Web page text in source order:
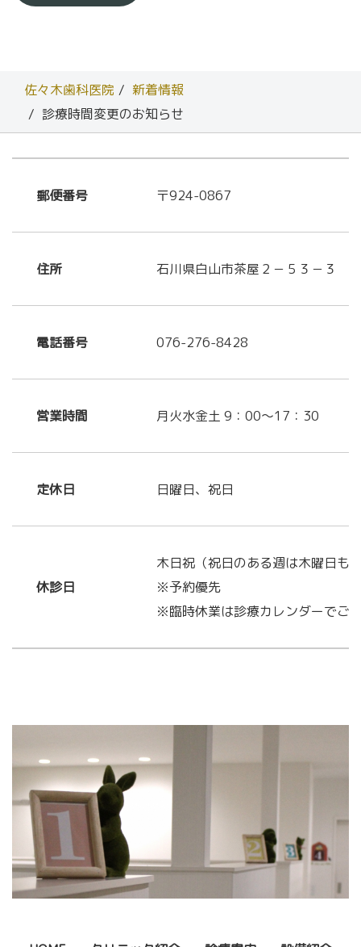
佐々木歯科医院
新着情報
診療時間変更のお知らせ
郵便番号 〒924-0867
住所 石川県白山市茶屋２－５３－３
電話番号 076-276-8428
営業時間 月火水金土 9：00～17：30
定休日 日曜日、祝日
休診日
木日祝（祝日のある週は木曜日も
※予約優先
※臨時休業は診療カレンダーでご